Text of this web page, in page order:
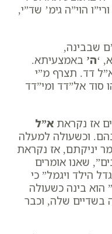
ורי”ו הוי”ה גימ’ שד”י,
שבבינה,
‘ה’ באמצעיתא.
דד. תצרף מ”י
סוד אל”דד ומי”דד
אז נקראת א”ל
וכשעולה למעלה
יניקתם, אז נקראת
שאנו אומרים
הילד ויגמל” כי
הוא בינה כשעולה
בשדיים שלה, וכבר